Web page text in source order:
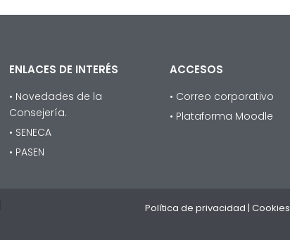
ENLACES DE INTERÉS
• Novedades de la
Consejería.
• SENECA
• PASEN
ACCESOS
• Correo corporativo
• Plataforma Moodle
Política de privacidad | Cookies